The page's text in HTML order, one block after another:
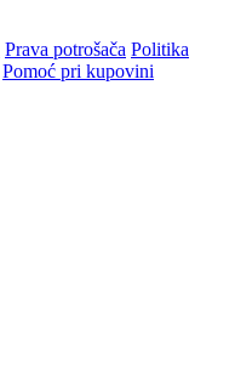
Prava potrošača Politika
Pomoć pri kupovini